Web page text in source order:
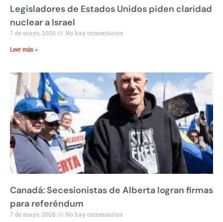
Legisladores de Estados Unidos piden claridad
nuclear a Israel
7 de mayo, 2026 No hay comentarios
Leer más »
Canadá: Secesionistas de Alberta logran firmas
para referéndum
7 de mayo, 2026 No hay comentarios